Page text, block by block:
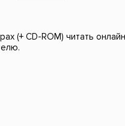
(+ CD-ROM) читать